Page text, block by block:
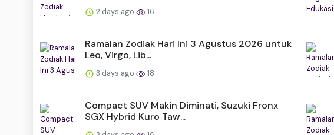
2 days ago 16
Ramalan Zodiak Hari Ini 3 Agustus 2026 untuk
Leo, Virgo, Lib...
3 days ago 18
Compact SUV Makin Diminati, Suzuki Fronx
SGX Hybrid Kuro Taw...